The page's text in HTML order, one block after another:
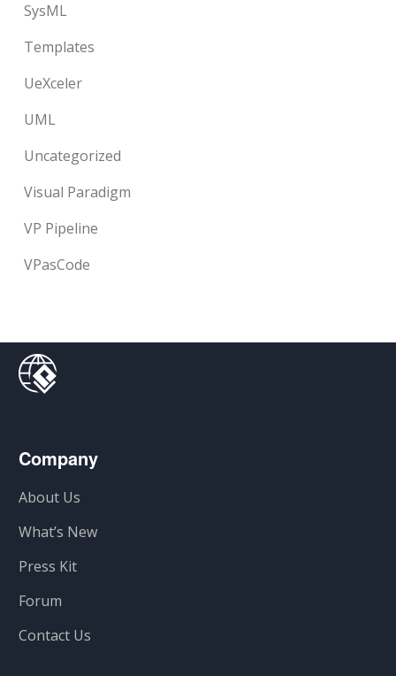
SysML
Templates
UeXceler
UML
Uncategorized
Visual Paradigm
VP Pipeline
VPasCode
Company
About Us
What’s New
Press Kit
Forum
Contact Us